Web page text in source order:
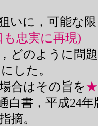
いに，可能な
忠実に再現)
どのように問
した。
合はその旨を★
白書，平成24
摘。